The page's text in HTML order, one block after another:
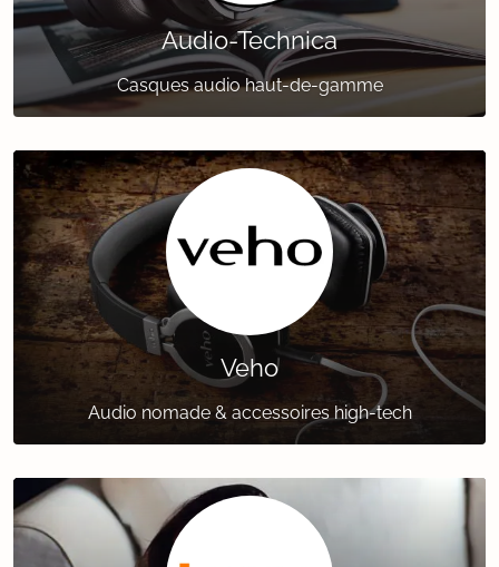
Audio-Technica
Casques audio haut-de-gamme
Veho
Audio nomade & accessoires high-tech